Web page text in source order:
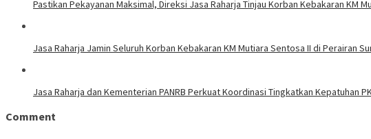
Pastikan Pekayanan Maksimal, Direksi Jasa Raharja Tinjau Korban Kebakaran KM
Jasa Raharja Jamin Seluruh Korban Kebakaran KM Mutiara Sentosa II di Perairan
Jasa Raharja dan Kementerian PANRB Perkuat Koordinasi Tingkatkan Kepatuhan
Comment